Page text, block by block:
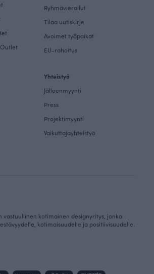
Ryhmävierailut
Tilaa uutiskirje
Avoimet työpaikat
EU-rahoitus
Yhteistyö
Jälleenmyynti
Press
Projektimyynti
Vaikuttajayhteistyö
vastuullinen kotimainen designyritys, jonka
kotimaisuudelle ja positiivisuudelle.